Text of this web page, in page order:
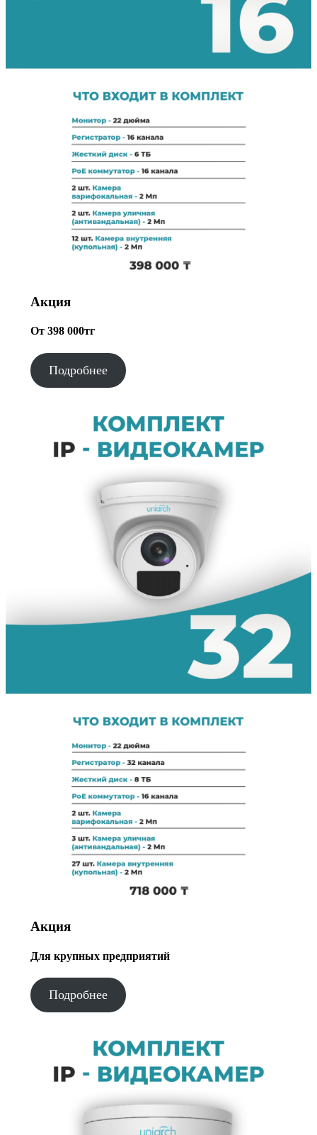
Акция
От 398 000тг
Подробнее
Акция
Для крупных предприятий
Подробнее